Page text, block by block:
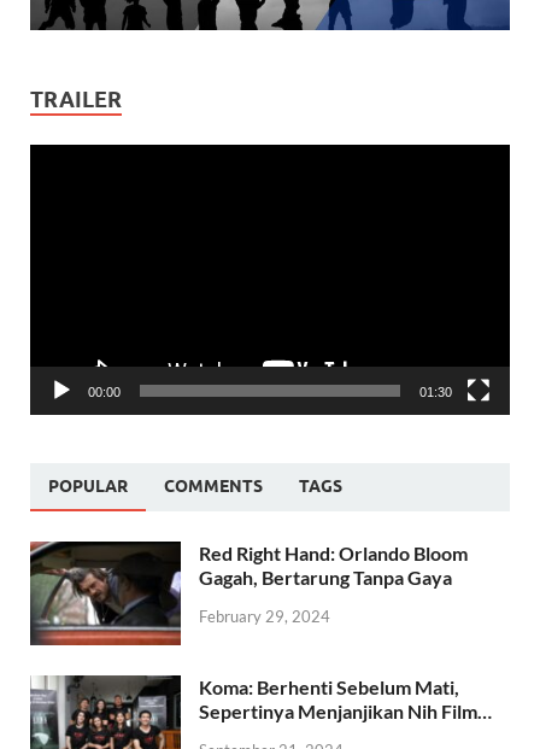
TRAILER
00:00 01:30
POPULAR COMMENTS TAGS
Red Right Hand: Orlando Bloom
Gagah, Bertarung Tanpa Gaya
February 29, 2024
Koma: Berhenti Sebelum Mati,
Sepertinya Menjanjikan Nih Film…